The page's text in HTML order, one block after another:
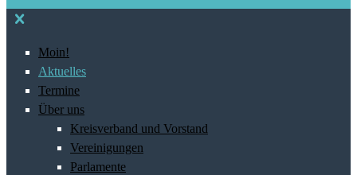
Moin!
Aktuelles
Termine
Über uns
Kreisverband und Vorstand
Vereinigungen
Parlamente